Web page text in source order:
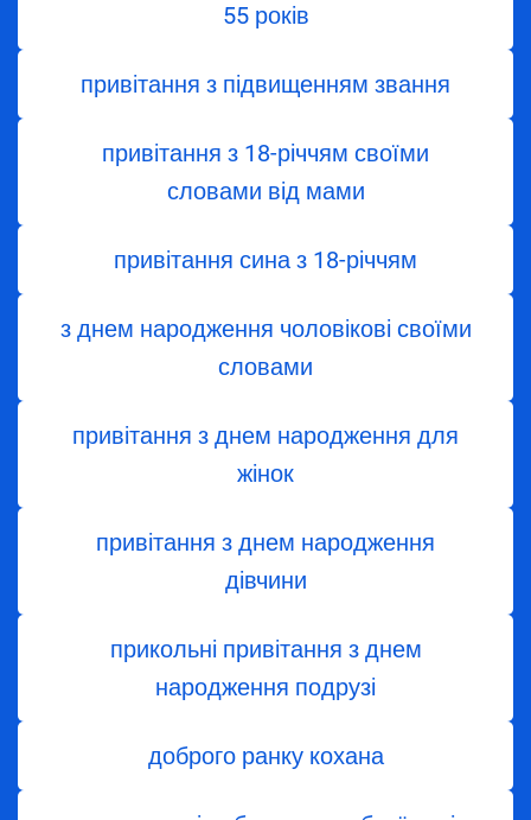
55 років
привітання з підвищенням звання
привітання з 18-річчям своїми
словами від мами
привітання сина з 18-річчям
з днем народження чоловікові своїми
словами
привітання з днем народження для
жінок
привітання з днем ​​народження
дівчини
прикольні привітання з днем
народження подрузі
доброго ранку кохана